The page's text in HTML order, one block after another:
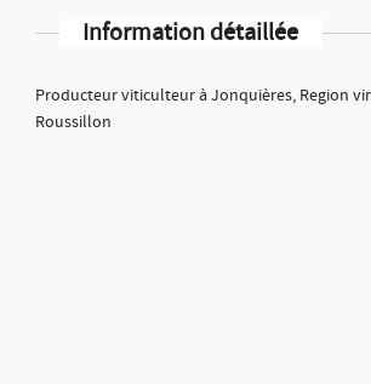
Information détaillée
Producteur viticulteur à Jonquières, Region
Roussillon